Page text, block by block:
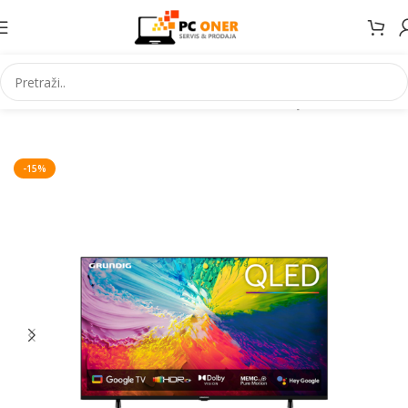
Početna Televizori/audio/nosači Televizori QLED televizori
-15%